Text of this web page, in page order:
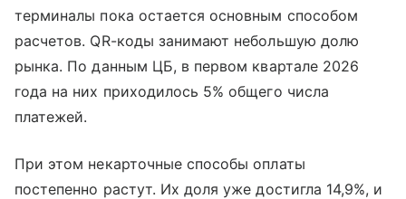
терминалы пока остается основным способом
расчетов. QR-коды занимают небольшую долю
рынка. По данным ЦБ, в первом квартале 2026
года на них приходилось 5% общего числа
платежей.
При этом некарточные способы оплаты
постепенно растут. Их доля уже достигла 14,9%, и